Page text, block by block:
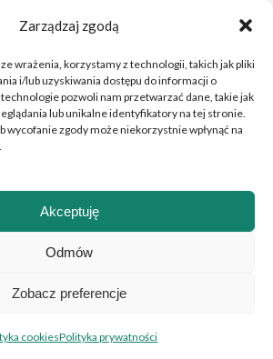
Zarządzaj zgodą
wrażenia, korzystamy z technologii, takich jak pliki
i/lub uzyskiwania dostępu do informacji o
pozwoli nam przetwarzać dane, takie jak
lub unikalne identyfikatory na tej stronie.
wycofanie zgody może niekorzystnie wpłynąć na
Akceptuję
Odmów
Zobacz preferencje
cookiesPolityka prywatności
Wielkopolskie Centrum Onkologii